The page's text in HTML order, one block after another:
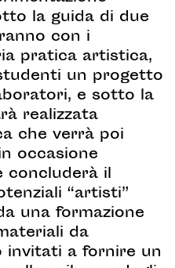
la guida di due
con i
pratica artistica,
un progetto
e sotto la
realizzata
che verrà poi
occasione
concluderà il
“artisti”
una formazione
da
invitati a fornire un